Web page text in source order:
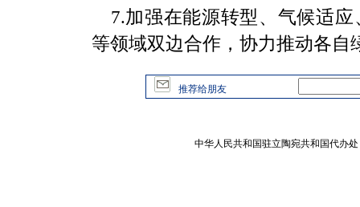
7.加强在能源转型、气候适
等领域双边合作，协力推动各自
推荐给朋友
中华人民共和国驻立陶宛共和国代办处